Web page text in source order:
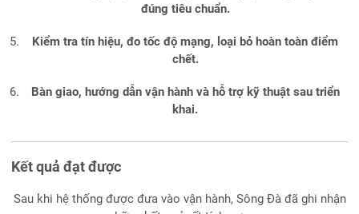
đúng tiêu chuẩn.
Kiểm tra tín hiệu, đo tốc độ mạng, loại bỏ hoàn toàn điểm
chết.
Bàn giao, hướng dẫn vận hành và hỗ trợ kỹ thuật sau triển
khai.
Kết quả đạt được
Sau khi hệ thống được đưa vào vận hành, Sông Đà đã ghi nhận